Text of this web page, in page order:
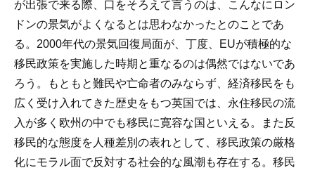
が出張で来る際、口をそろえて言うのは、こんなにロン
ドンの景気がよくなるとは思わなかったとのことであ
る。2000年代の景気回復局面が、丁度、EUが積極的な
移民政策を実施した時期と重なるのは偶然ではないであ
ろう。もともと難民や亡命者のみならず、経済移民をも
広く受け入れてきた歴史をもつ英国では、永住移民の流
入が多く欧州の中でも移民に寛容な国といえる。また反
移民的な態度を人種差別の表れとして、移民政策の厳格
化にモラル面で反対する社会的な風潮も存在する。移民